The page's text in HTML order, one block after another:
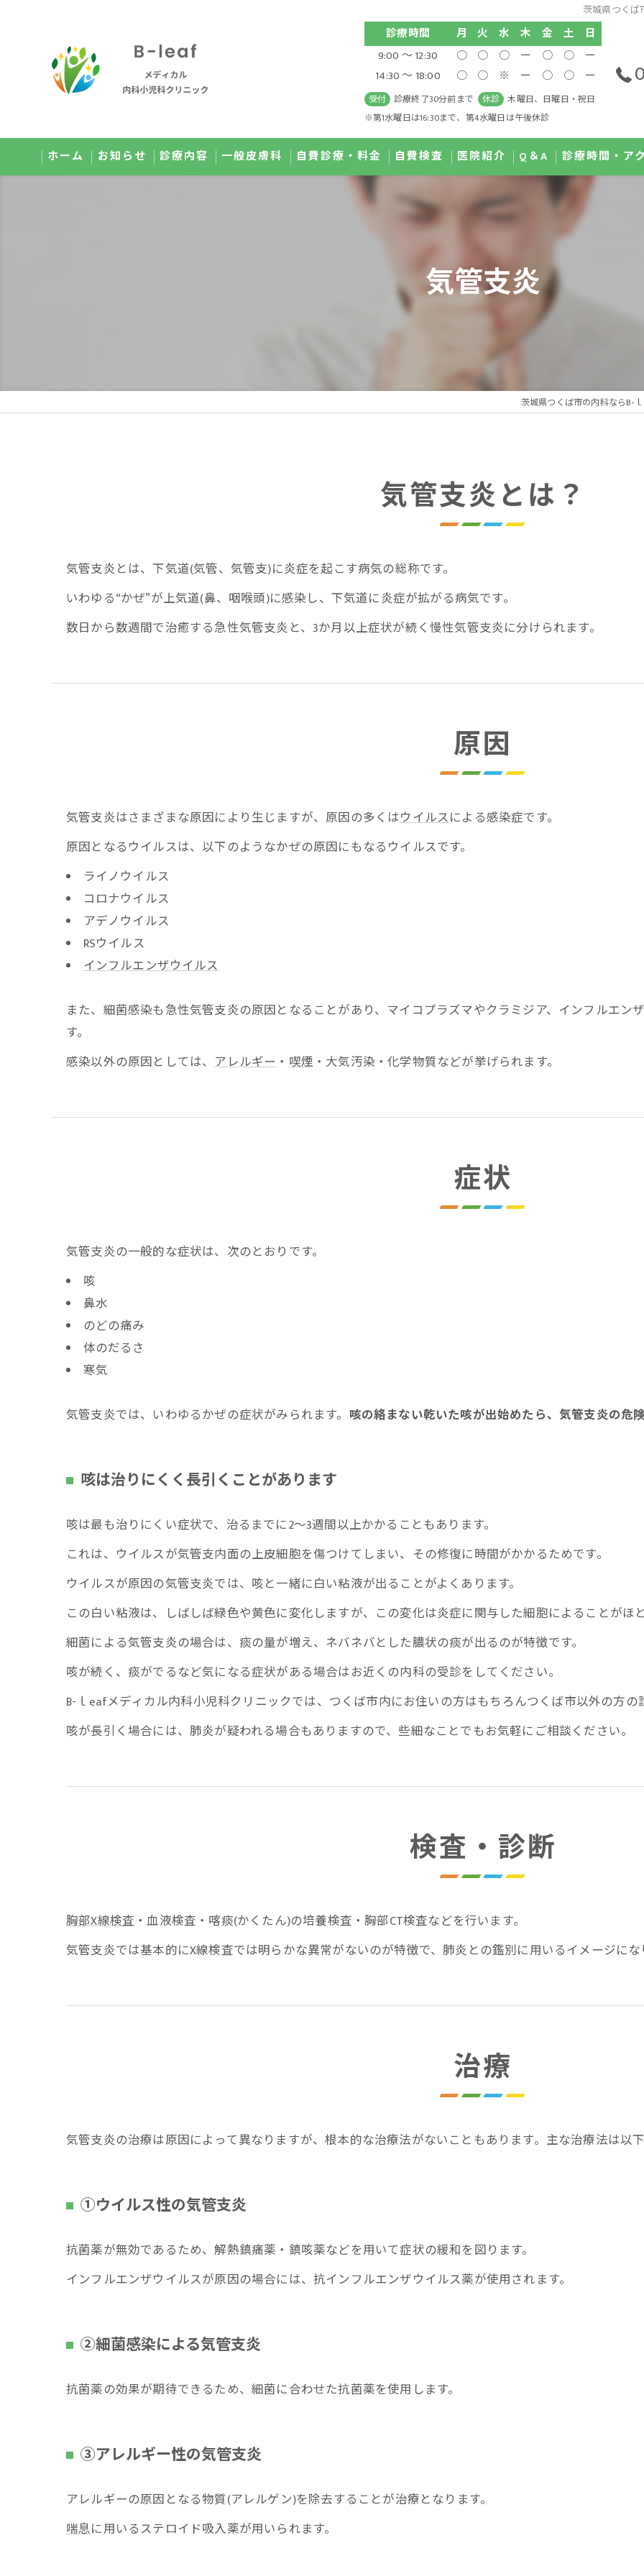
茨城県つくば
診療時間 月 火 水 木 金 土
日
9:00 ～ 12:30
○ ○ ○ ー ○ ○
ー
14:30 ～ 18:00
○ ○ ※ ー ○ ○ ー
受付 診療終了30分前まで 休診 木曜日、日曜日・祝日
※第1水曜日は16:30まで、第4水曜日は午後休診
ホーム お知らせ 診療内容 一般皮膚科 自費診療・料金
高濃度ビタミンC点滴療法
医療アートメイク
自費検査
GI MAP検査
唾液コルチゾール検査
医院紹介
医師紹介
Q＆A 診療時間・ア
気管支炎
茨城県つくば市の内科ならB-
気管支炎とは？
気管支炎とは、下気道(気管、気管支)に炎症を起こす病気の総称です。
いわゆる“かぜ”が上気道(鼻、咽喉頭)に感染し、下気道に炎症が拡がる病気です。
数日から数週間で治癒する急性気管支炎と、3か月以上症状が続く慢性気管支炎に分けられます。
原因
気管支炎はさまざまな原因により生じますが、原因の多くはウイルスによる感染症です。
原因となるウイルスは、以下のようなかぜの原因にもなるウイルスです。
ライノウイルス
コロナウイルス
アデノウイルス
RSウイルス
インフルエンザウイルス
また、細菌感染も急性気管支炎の原因となることがあり、マイコプラズマやクラミジア、インフルエンザ
す。
感染以外の原因としては、アレルギー ・ 喫煙 ・大気汚染・化学物質などが挙げられます。
症状
気管支炎の一般的な症状は、次のとおりです。
咳
鼻水
のどの痛み
体のだるさ
寒気
気管支炎では、いわゆるかぜの症状がみられます。 咳の絡まない乾いた咳が出始めたら、気管支炎の危
咳は治りにくく長引くことがあります
咳は最も治りにくい症状で、治るまでに2～3週間以上かかることもあります。
これは、ウイルスが気管支内面の上皮細胞を傷つけてしまい、その修復に時間がかかるためです。
ウイルスが原因の気管支炎では、咳と一緒に白い粘液が出ることがよくあります。
この白い粘液は、しばしば緑色や黄色に変化しますが、この変化は炎症に関与した細胞によることがほと
細菌による気管支炎の場合は、痰の量が増え、ネバネバとした膿状の痰が出るのが特徴です。
咳が続く、痰がでるなど気になる症状がある場合はお近くの内科の受診をしてください。
B-ｌeafメディカル内科小児科クリニックでは、つくば市内にお住いの方はもちろんつくば市以外の方の
咳が長引く場合には、肺炎が疑われる場合もありますので、些細なことでもお気軽にご相談ください。
検査・診断
胸部X線検査 ・血液検査・喀痰(かくたん)の培養検査・胸部CT検査などを行います。
気管支炎では基本的にX線検査では明らかな異常がないのが特徴で、肺炎との鑑別に用いるイメージにな
治療
気管支炎の治療は原因によって異なりますが、根本的な治療法がないこともあります。主な治療法は以下
①ウイルス性の気管支炎
抗菌薬が無効であるため、解熱鎮痛薬・鎮咳薬などを用いて症状の緩和を図ります。
インフルエンザウイルスが原因の場合には、抗インフルエンザウイルス薬が使用されます。
②細菌感染による気管支炎
抗菌薬の効果が期待できるため、細菌に合わせた抗菌薬を使用します。
③アレルギー性の気管支炎
アレルギーの原因となる物質(アレルゲン)を除去することが治療となります。
喘息に用いるステロイド吸入薬が用いられます。